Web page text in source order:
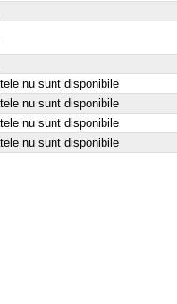
nu sunt disponibile
nu sunt disponibile
nu sunt disponibile
nu sunt disponibile